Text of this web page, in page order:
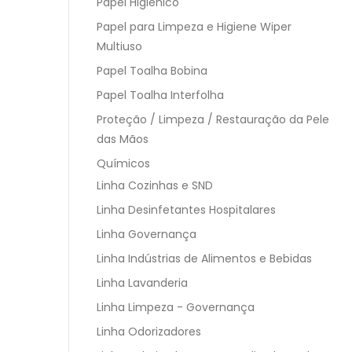
Papel para Limpeza e Higiene Wiper
Multiuso
Papel Toalha Bobina
Papel Toalha Interfolha
Proteção / Limpeza / Restauração da Pele
das Mãos
Químicos
Linha Cozinhas e SND
Linha Desinfetantes Hospitalares
Linha Governança
Linha Indústrias de Alimentos e Bebidas
Linha Lavanderia
Linha Limpeza - Governança
Linha Odorizadores